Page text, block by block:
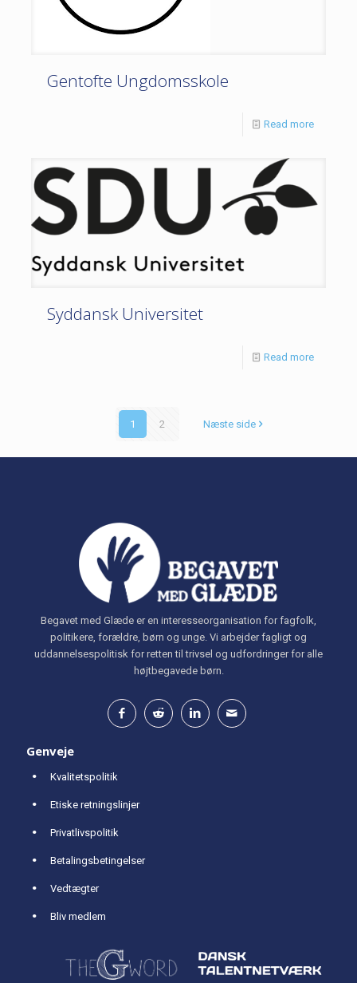
Gentofte Ungdomsskole
Read more
Syddansk Universitet
Read more
1 2 Næste side
Begavet med Glæde er en interesseorganisation for fagfolk,
politikere, forældre, børn og unge. Vi arbejder fagligt og
uddannelsespolitisk for retten til trivsel og udfordringer for alle
højtbegavede børn.
Genveje
Kvalitetspolitik
Etiske retningslinjer
Privatlivspolitik
Betalingsbetingelser
Vedtægter
Bliv medlem